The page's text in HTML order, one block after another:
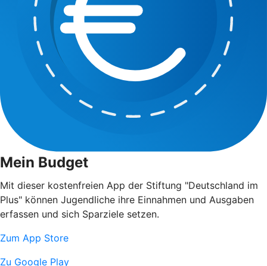
Mein Budget
Mit dieser kostenfreien App der Stiftung "Deutschland im
Plus" können Jugendliche ihre Einnahmen und Ausgaben
erfassen und sich Sparziele setzen.
Zum App Store
Zu Google Play